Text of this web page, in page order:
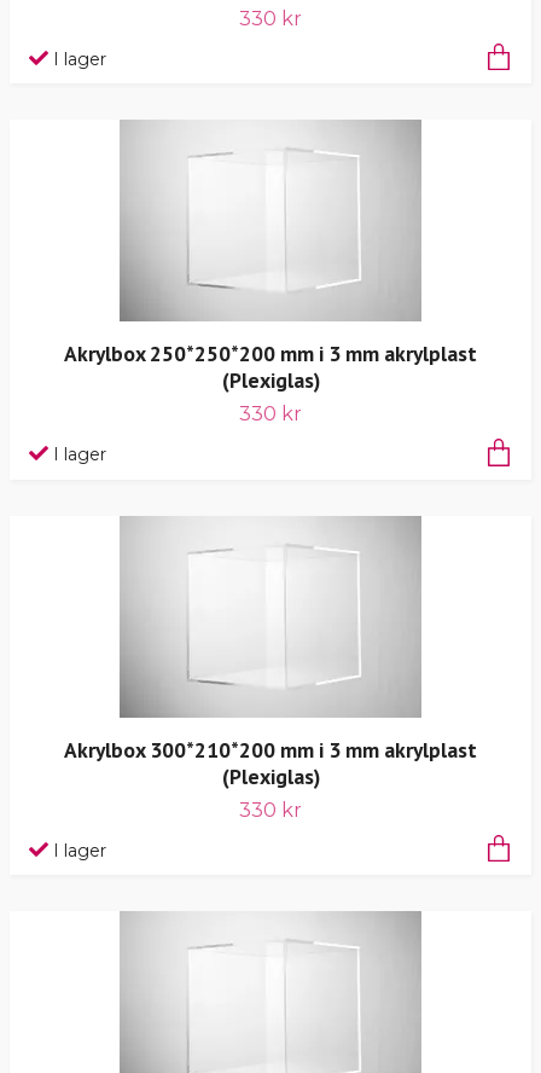
330 kr
I lager
Akrylbox 250*250*200 mm i 3 mm akrylplast
(Plexiglas)
330 kr
I lager
Akrylbox 300*210*200 mm i 3 mm akrylplast
(Plexiglas)
330 kr
I lager